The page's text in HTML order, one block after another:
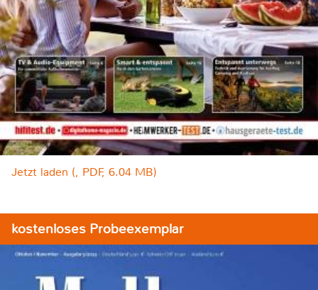
Jetzt laden (, PDF, 6.04 MB)
kostenloses Probeexemplar